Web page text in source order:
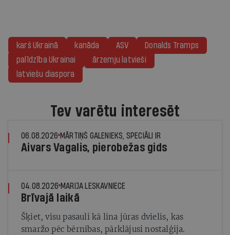
karš Ukrainā kanāda ASV
Donalds Tramps
palīdzība Ukrainai
ārzemju latvieši
latviešu diaspora
Tev varētu interesēt
06.08.2026 MĀRTIŅŠ GALENIEKS, SPECIĀLI IR
Aivars Vagalis, pierobežas gids
04.08.2026 MARIJA LESKAVNIECE
Brīvajā laikā
Šķiet, visu pasauli kā lina jūras dvielis, kas
smaržo pēc bērnības, pārklājusi nostalģija.